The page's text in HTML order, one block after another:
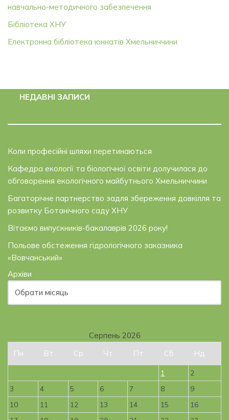
навчально-методичного забезпечення
Бібліотека ХНУ
Електронна бібліотека юннатів Хмельниччини
НЕДАВНІ ЗАПИСИ
Коли професійні шляхи перетинаються
Кафедра екології та біологічної освіти долучилася до
обговорення екологічного майбутнього Хмельниччини
Багаторічне партнерство задля збереження довкілля та
розвитку Ботанічного саду ХНУ
Вітаємо випускників-бакалаврів 2026 року!
Польове обстеження гідрологічного заказника
«Вовчанський»
Архіви
Серпень 2026
Пн
Вт Ср Чт Пт Сб Нд
1
2
3
4 5 6 7 8
9
10
11 12 13 14 15
16